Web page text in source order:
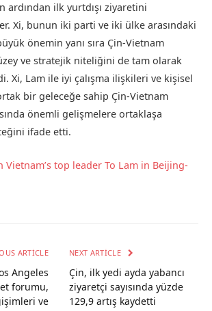
ardından ilk yurtdışı ziyaretini
Xi, bunun iki parti ve iki ülke arasındaki
önemin yanı sıra Çin-Vietnam
ve stratejik niteliğini de tam olarak
Xi, Lam ile iyi çalışma ilişkileri ve kişisel
bir geleceğe sahip Çin-Vietnam
önemli gelişmelere ortaklaşa
ifade etti.
Vietnam’s top leader To Lam in Beijing-
ARTICLE
Angeles
forumu,
ve
NEXT ARTICLE
Çin, ilk yedi ayda yabancı
ziyaretçi sayısında yüzde
129,9 artış kaydetti